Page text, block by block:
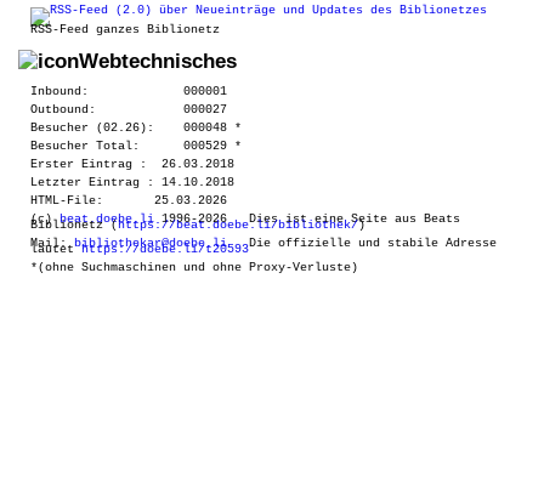
RSS-Feed ganzes Biblionetz
Webtechnisches
Inbound: 000001
Outbound: 000027
Besucher (02.26): 000048 *
Besucher Total: 000529 *
Erster Eintrag
: 26.03.2018
Letzter Eintrag
: 14.10.2018
HTML-File: 25.03.2026
(c)beat.doebe.li1996-2026 Dies ist eine Seite aus Beats
Biblionetz (https://beat.doebe.li/bibliothek/)
Mail:bibliothekar@doebe.liDie offizielle und stabile Adresse
lautethttps://doebe.li/t20593
*(ohne Suchmaschinen und ohne Proxy-Verluste)